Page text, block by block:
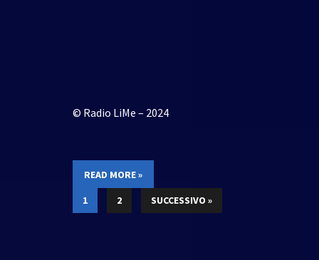
© Radio LiMe – 2024
READ MORE »
1
2 SUCCESSIVO »